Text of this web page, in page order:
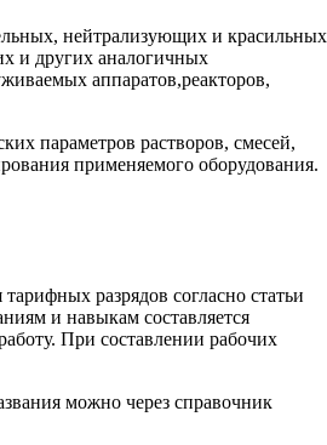
нейтрализующих и красильных
и других аналогичных
аппаратов,реакторов,
параметров растворов, смесей,
применяемого оборудования.
разрядов согласно статьи
и навыкам составляется
При составлении рабочих
можно через справочник